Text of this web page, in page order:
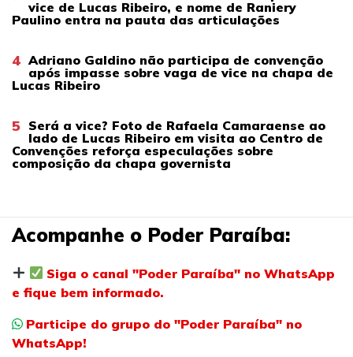
vice de Lucas Ribeiro, e nome de Raniery
Paulino entra na pauta das articulações
4 Adriano Galdino não participa de convenção
após impasse sobre vaga de vice na chapa de
Lucas Ribeiro
5 Será a vice? Foto de Rafaela Camaraense ao
lado de Lucas Ribeiro em visita ao Centro de
Convenções reforça especulações sobre
composição da chapa governista
Acompanhe o Poder Paraíba:
Siga o canal "Poder Paraíba" no WhatsApp
e fique bem informado.
Participe do grupo do "Poder Paraíba" no
WhatsApp!